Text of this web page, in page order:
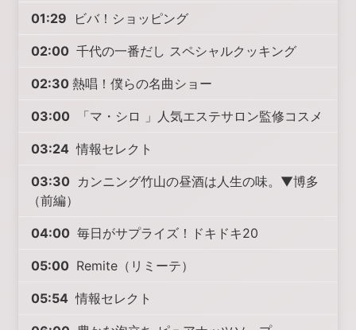
01:29 ビバ！ショッピング
02:00 千代の一番だし スペシャルクッキング
02:30 熱唱！僕らの名曲ショー
03:00 「マ・シロ 」人気エステサロン監修コスメ
03:24 情報セレクト
03:30 カンニング竹山の昼酒は人生の味。▼博多
（前編）
04:00 毎日がサプライズ！ドキドキ20
05:00 Remite（リミーテ）
05:54 情報セレクト